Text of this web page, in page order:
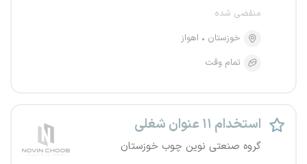
منقضی شده
خوزستان
اهواز
تمام وقت
استخدام ۱۱ عنوان شغلی
گروه صنعتی نوین چوب خوزستان